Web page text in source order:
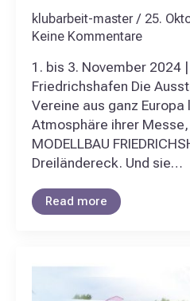
klubarbeit-master
25.
Keine Kommentare
1. bis 3. November 2024
Friedrichshafen Die
Vereine aus ganz
Atmosphäre ihrer Messe,
MODELLBAU
Dreiländereck. Und sie…
Read more